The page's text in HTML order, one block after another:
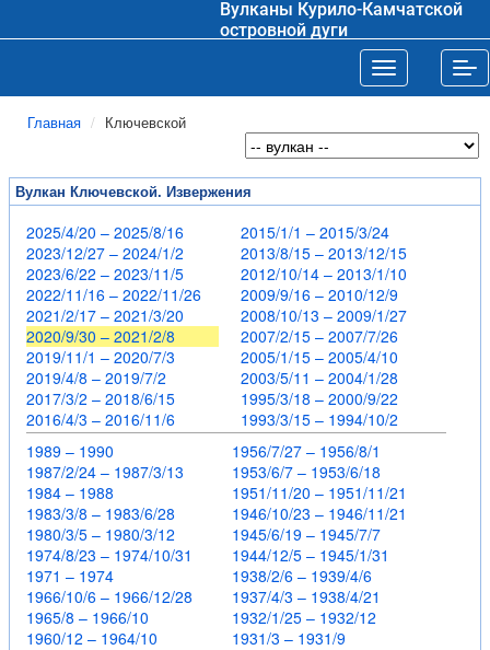
Вулканы Курило-Камчатской
островной дуги
Toggle
Главная Ключевской
Вулкан Ключевской. Извержения
2025/4/20 – 2025/8/16
2023/12/27 – 2024/1/2
2023/6/22 – 2023/11/5
2022/11/16 – 2022/11/26
2021/2/17 – 2021/3/20
2020/9/30 – 2021/2/8
2019/11/1 – 2020/7/3
2019/4/8 – 2019/7/2
2017/3/2 – 2018/6/15
2016/4/3 – 2016/11/6
2015/1/1 – 2015/3/24
2013/8/15 – 2013/12/15
2012/10/14 – 2013/1/10
2009/9/16 – 2010/12/9
2008/10/13 – 2009/1/27
2007/2/15 – 2007/7/26
2005/1/15 – 2005/4/10
2003/5/11 – 2004/1/28
1995/3/18 – 2000/9/22
1993/3/15 – 1994/10/2
1989 – 1990
1987/2/24 – 1987/3/13
1984 – 1988
1983/3/8 – 1983/6/28
1980/3/5 – 1980/3/12
1974/8/23 – 1974/10/31
1971 – 1974
1966/10/6 – 1966/12/28
1965/8 – 1966/10
1960/12 – 1964/10
1956/7/27 – 1956/8/1
1953/6/7 – 1953/6/18
1951/11/20 – 1951/11/21
1946/10/23 – 1946/11/21
1945/6/19 – 1945/7/7
1944/12/5 – 1945/1/31
1938/2/6 – 1939/4/6
1937/4/3 – 1938/4/21
1932/1/25 – 1932/12
1931/3 – 1931/9